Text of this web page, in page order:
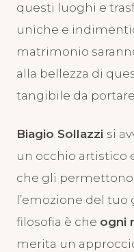
questi luoghi e
uniche e
matrimonio
alla bellezza di
tangibile da
Biagio Sollazzi si
un occhio artistico
che gli
l’emozione del tuo
filosofia è che ogni
merita un